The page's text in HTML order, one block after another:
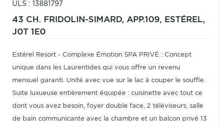
ULS : 13881797
43 CH. FRIDOLIN-SIMARD, APP.109, ESTÉREL,
J0T 1E0
Estérel Resort - Complexe Émotion SPA PRIVÉ : Concept
unique dans les Laurentides qui vous offre un revenu
mensuel garanti. Unité avec vue sur le lac à couper le souffle.
Suite luxueuse entièrement équipée : cuisinette avec tout ce
dont vous avez besoin, foyer double face, 2 téléviseurs, salle
de bain communicante avec la chambre et un balcon privé 13